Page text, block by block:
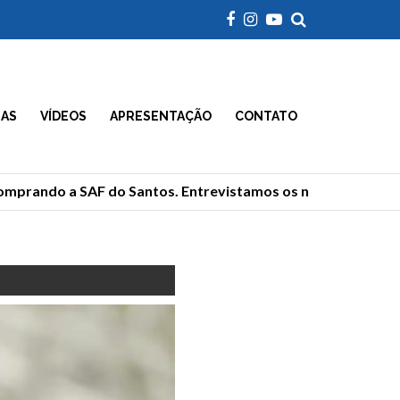
VÍDEOS APRESENTAÇÃO CONTATO
a SAF do Santos. Entrevistamos os novos donos